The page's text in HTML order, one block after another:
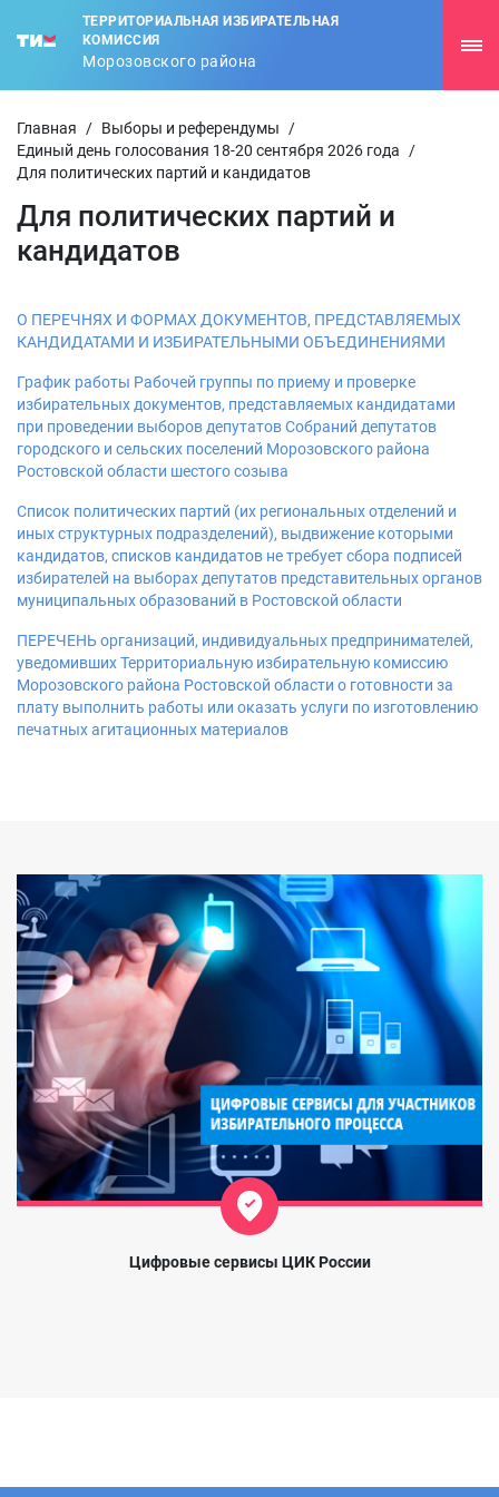
ТЕРРИТОРИАЛЬНАЯ ИЗБИРАТЕЛЬНАЯ
КОМИССИЯ
Морозовского района
Главная / Выборы и референдумы
/
Единый день голосования 18-20 сентября 2026 года
/
Для политических партий и кандидатов
Для политических партий и
кандидатов
О ПЕРЕЧНЯХ И ФОРМАХ ДОКУМЕНТОВ, ПРЕДСТАВЛЯЕМЫХ
КАНДИДАТАМИ И ИЗБИРАТЕЛЬНЫМИ ОБЪЕДИНЕНИЯМИ
График работы Рабочей группы по приему и проверке
избирательных документов, представляемых кандидатами
при проведении выборов депутатов Собраний депутатов
городского и сельских поселений Морозовского района
Ростовской области шестого созыва
Список политических партий (их региональных отделений и
иных структурных подразделений), выдвижение которыми
кандидатов, списков кандидатов не требует сбора подписей
избирателей на выборах депутатов представительных органов
муниципальных образований в Ростовской области
ПЕРЕЧЕНЬ организаций, индивидуальных предпринимателей,
уведомивших Территориальную избирательную комиссию
Морозовского района Ростовской области о готовности за
плату выполнить работы или оказать услуги по изготовлению
печатных агитационных материалов
Цифровые сервисы ЦИК России